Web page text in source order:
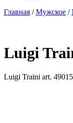
Главная /Мужское /
Luigi
Luigi Traini art. 49015